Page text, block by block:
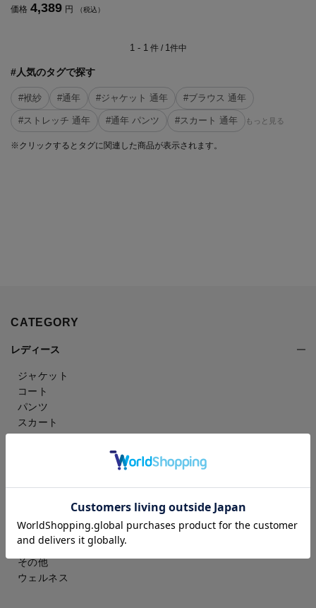
価格 4,389 円 （税込）
1 - 1件 / 1件中
#人気のタグで探す
#袱紗 #通年 #ジャケット 通年 #ブラウス 通年
#ストレッチ 通年 #通年 パンツ #スカート 通年 もっと見る
※クリックするとタグに関連した商品が表示されます。
CATEGORY
レディース
ジャケット
コート
パンツ
スカート
フォーマル（喪服・礼服）
雑貨・アクセサリー
アンダーウェア
その他
ウェルネス